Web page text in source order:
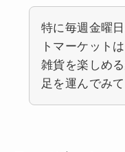
特に毎週金曜
トマーケット
雑貨を楽しめ
足を運んでみ